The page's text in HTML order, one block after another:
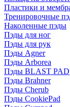
Пластики и
Тренировочные
Наколенные пэды
Пэды для ног
Пэды для рук
Пэды Agner
Пэды Arborea
Пэды BLAST PAD
Пэды Brahner
Пэды Cherub
Пэды CookiePad